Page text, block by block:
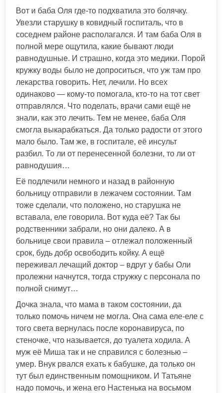
Вот и баба Оля где-то подхватила это болячку.
Увезли старушку в ковидный госпиталь, что в
соседнем районе располагался. И там баба Оля в
полной мере ощутила, какие бывают люди
равнодушные. И страшно, когда это медики. Порой
кружку воды было не допроситься, что уж там про
лекарства говорить. Нет, лечили. Но всех
одинаково — кому-то помогала, кто-то на тот свет
отправлялся. Что поделать, врачи сами ещё не
знали, как это лечить. Тем не менее, баба Оля
смогла выкарабкаться. Да только радости от этого
мало было. Там же, в госпитале, её инсульт
разбил. То ли от перенесенной болезни, то ли от
равнодушия…
Её подлечили немного и назад в районную
больницу отправили в лежачем состоянии. Там
тоже сделали, что положено, но старушка не
вставала, еле говорила. Вот куда её? Так бы
родственники забрали, но они далеко. А в
больнице свои правила – отлежал положенный
срок, будь добр освободить койку. А ещё
переживал лечащий доктор – вдруг у бабы Оли
пролежни начнутся, тогда стружку с персонала по
полной снимут…
Дочка знала, что мама в таком состоянии, да
только помочь ничем не могла. Она сама еле-еле с
того света вернулась после коронавируса, по
стеночке, что называется, до туалета ходила. А
муж её Миша так и не справился с болезнью –
умер. Внук рвался ехать к бабушке, да только он
тут был единственным помощником. И Татьяне
надо помочь, и жена его Настенька на восьмом